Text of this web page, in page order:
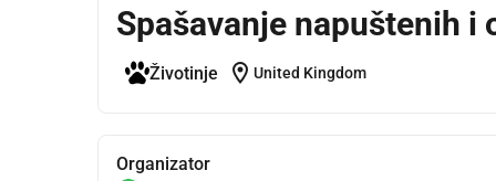
Spašavanje napuštenih
Životinje location_on United Kingdom
Organizator